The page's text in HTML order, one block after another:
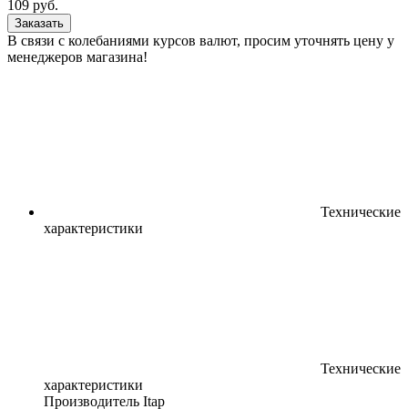
109 руб.
Заказать
В связи с колебаниями курсов валют, просим уточнять цену у
менеджеров магазина!
Технические
характеристики
Технические
характеристики
Производитель Itap